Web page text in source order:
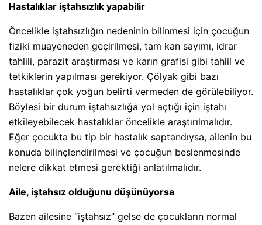
Hastalıklar iştahsızlık yapabilir
Öncelikle iştahsızlığın nedeninin bilinmesi için çocuğun
fiziki muayeneden geçirilmesi, tam kan sayımı, idrar
tahlili, parazit araştırması ve karın grafisi gibi tahlil ve
tetkiklerin yapılması gerekiyor. Çölyak gibi bazı
hastalıklar çok yoğun belirti vermeden de görülebiliyor.
Böylesi bir durum iştahsızlığa yol açtığı için iştahı
etkileyebilecek hastalıklar öncelikle araştırılmalıdır.
Eğer çocukta bu tip bir hastalık saptandıysa, ailenin bu
konuda bilinçlendirilmesi ve çocuğun beslenmesinde
nelere dikkat etmesi gerektiği anlatılmalıdır.
Aile, iştahsız olduğunu düşünüyorsa
Bazen ailesine “iştahsız” gelse de çocukların normal